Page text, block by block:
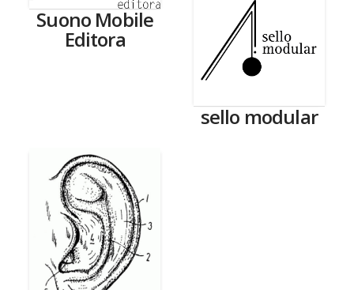
Suono Mobile
Editora
sello modular